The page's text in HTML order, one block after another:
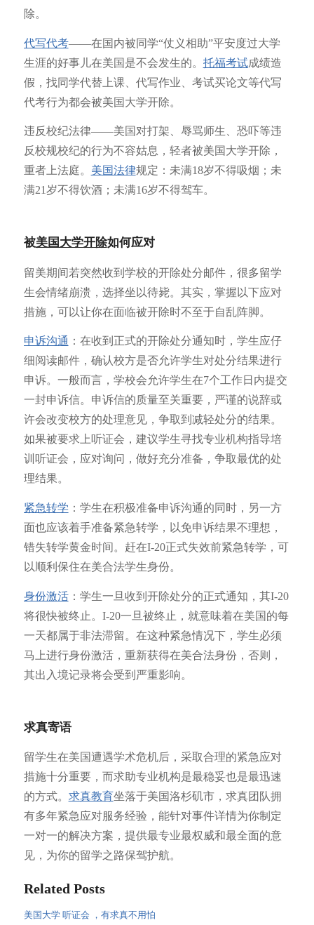
除。
代写代考——在国内被同学“仗义相助”平安度过大学
生涯的好事儿在美国是不会发生的。 托福考试成绩造
假，找同学代替上课、代写作业、考试买论文等代写
代考行为都会被美国大学开除。
违反校纪法律——美国对打架、辱骂师生、恐吓等违
反校规校纪的行为不容姑息，轻者被美国大学开除，
重者上法庭。 美国法律规定：未满18岁不得吸烟；未
满21岁不得饮酒；未满16岁不得驾车。
被美国大学开除如何应对
留美期间若突然收到学校的开除处分邮件，很多留学
生会情绪崩溃，选择坐以待毙。其实，掌握以下应对
措施，可以让你在面临被开除时不至于自乱阵脚。
申诉沟通 ：在收到正式的开除处分通知时，学生应仔
细阅读邮件，确认校方是否允许学生对处分结果进行
申诉。一般而言，学校会允许学生在7个工作日内提交
一封申诉信。申诉信的质量至关重要，严谨的说辞或
许会改变校方的处理意见，争取到减轻处分的结果。
如果被要求上听证会，建议学生寻找专业机构指导培
训听证会，应对询问，做好充分准备，争取最优的处
理结果。
紧急转学 ：学生在积极准备申诉沟通的同时，另一方
面也应该着手准备紧急转学，以免申诉结果不理想，
错失转学黄金时间。赶在I-20正式失效前紧急转学，可
以顺利保住在美合法学生身份。
身份激活：学生一旦收到开除处分的正式通知，其I-20
将很快被终止。I-20一旦被终止，就意味着在美国的每
一天都属于非法滞留。在这种紧急情况下，学生必须
马上进行身份激活，重新获得在美合法身份，否则，
其出入境记录将会受到严重影响。
求真寄语
留学生在美国遭遇学术危机后，采取合理的紧急应对
措施十分重要，而求助专业机构是最稳妥也是最迅速
的方式。 求真教育坐落于美国洛杉矶市，求真团队拥
有多年紧急应对服务经验，能针对事件详情为你制定
一对一的解决方案，提供最专业最权威和最全面的意
见，为你的留学之路保驾护航。
Related Posts
美国大学 听证会 ，有求真不用怕